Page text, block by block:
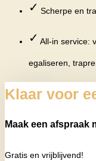
✓ Scherpe en
✓ All-in service:
egaliseren,
Klaar voor
Maak een afspraak
Gratis en vrijblijvend!